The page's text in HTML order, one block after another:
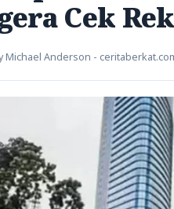
Cek
Michael Anderson -